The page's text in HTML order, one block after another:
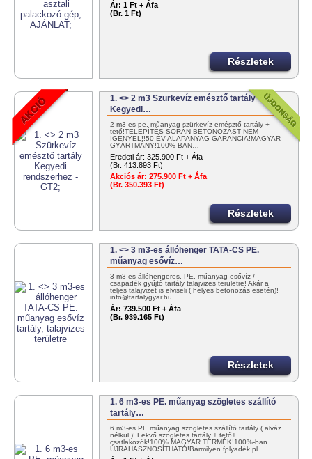
Ár: 1 Ft + Áfa
(Br. 1 Ft)
Részletek
1. <> 2 m3 Szürkevíz emésztő tartály
Kegyedi…
2 m3-es pe. műanyag szürkevíz emésztő tartály +
tető!TELEPÍTÉS SORÁN BETONOZÁST NEM
IGÉNYEL!!50 ÉV ALAPANYAG GARANCIA!MAGYAR
GYÁRTMÁNY!100%-BAN…
Eredeti ár: 325.900 Ft + Áfa
(Br. 413.893 Ft)
Akciós ár: 275.900 Ft + Áfa
(Br. 350.393 Ft)
Részletek
1. <> 3 m3-es állóhenger TATA-CS PE.
műanyag esővíz…
3 m3-es állóhengeres, PE. műanyag esővíz /
csapadék gyűjtő tartály talajvizes területre! Akár a
teljes talajvizet is elviseli ( helyes betonozás esetén)!
info@tartalygyar.hu …
Ár: 739.500 Ft + Áfa
(Br. 939.165 Ft)
Részletek
1. 6 m3-es PE. műanyag szögletes szállító
tartály…
6 m3-es PE műanyag szögletes szállító tartály ( alváz
nélkül )! Fekvő szögletes tartály + tető+
csatlakozók!100% MAGYAR TERMÉK!100%-ban
ÚJRAHASZNOSÍTHATÓ!Bármilyen folyadék pl.
NITROSOL szállítására! KEDVEZMÉNYES…